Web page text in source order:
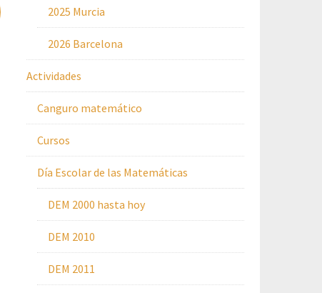
2025 Murcia
2026 Barcelona
Actividades
Canguro matemático
Cursos
Día Escolar de las Matemáticas
DEM 2000 hasta hoy
DEM 2010
DEM 2011